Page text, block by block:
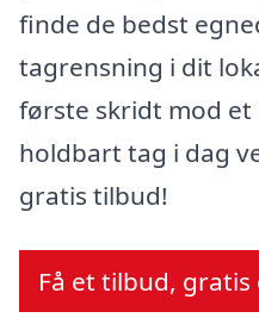
finde de bedst
tagrensning i dit
første skridt mod
holdbart tag i dag
gratis tilbud!
Få et tilbud,